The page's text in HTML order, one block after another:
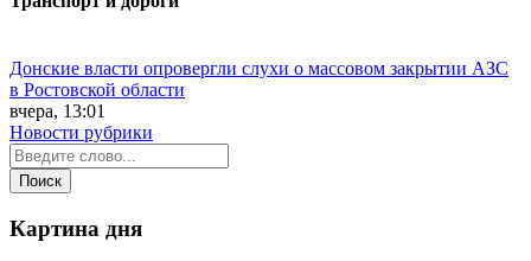
Донские власти опровергли слухи о массовом закрытии АЗС
в Ростовской области
вчера, 13:01
Новости рубрики
Картина дня